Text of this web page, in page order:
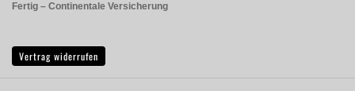
Fertig – Continentale Versicherung
Vertrag widerrufen